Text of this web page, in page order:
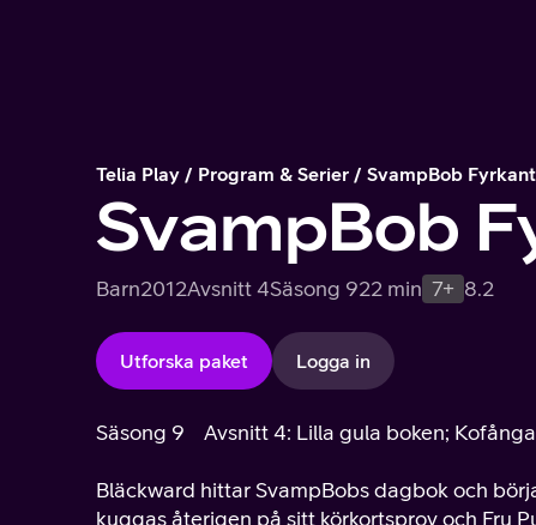
Telia Play Program & Serier SvampBob Fyrkant
SvampBob
Barn2012Avsnitt 4Säsong 922 min 7+ 8.2
Utforska paket Logga in
Säsong 9 Avsnitt 4: Lilla gula boken;
Bläckward hittar SvampBobs dagbok och
kuggas återigen på sitt körkortsprov och Fru